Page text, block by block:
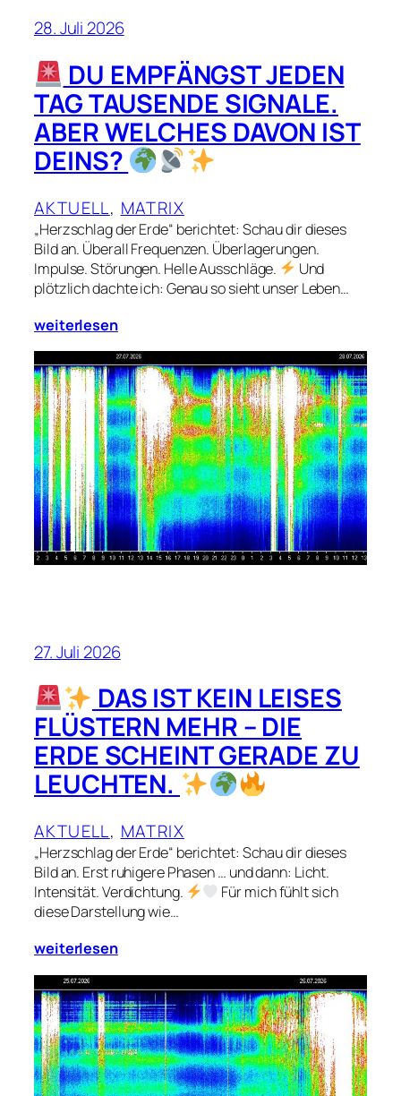
28. Juli 2026
DU EMPFÄNGST JEDEN
TAG TAUSENDE SIGNALE.
ABER WELCHES DAVON IST
DEINS?
AKTUELL, MATRIX
„Herzschlag der Erde“ berichtet: Schau dir dieses
Bild an. Überall Frequenzen. Überlagerungen.
Impulse. Störungen. Helle Ausschläge.
Und
plötzlich dachte ich: Genau so sieht unser Leben…
weiterlesen
27. Juli 2026
DAS IST KEIN LEISES
FLÜSTERN MEHR – DIE
ERDE SCHEINT GERADE ZU
LEUCHTEN.
AKTUELL, MATRIX
„Herzschlag der Erde“ berichtet: Schau dir dieses
Bild an. Erst ruhigere Phasen … und dann: Licht.
Intensität. Verdichtung.
Für mich fühlt sich
diese Darstellung wie…
weiterlesen